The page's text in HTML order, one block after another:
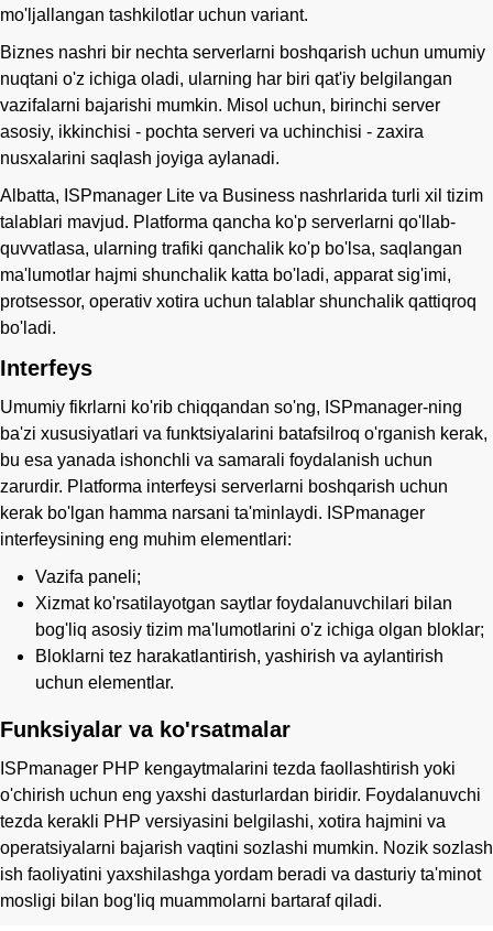
mo'ljallangan tashkilotlar uchun variant.
Biznes nashri bir nechta serverlarni boshqarish uchun umumiy
nuqtani o'z ichiga oladi, ularning har biri qat'iy belgilangan
vazifalarni bajarishi mumkin. Misol uchun, birinchi server
asosiy, ikkinchisi - pochta serveri va uchinchisi - zaxira
nusxalarini saqlash joyiga aylanadi.
Albatta, ISPmanager Lite va Business nashrlarida turli xil tizim
talablari mavjud. Platforma qancha ko'p serverlarni qo'llab-
quvvatlasa, ularning trafiki qanchalik ko'p bo'lsa, saqlangan
ma'lumotlar hajmi shunchalik katta bo'ladi, apparat sig'imi,
protsessor, operativ xotira uchun talablar shunchalik qattiqroq
bo'ladi.
Interfeys
Umumiy fikrlarni ko'rib chiqqandan so'ng, ISPmanager-ning
ba'zi xususiyatlari va funktsiyalarini batafsilroq o'rganish kerak,
bu esa yanada ishonchli va samarali foydalanish uchun
zarurdir. Platforma interfeysi serverlarni boshqarish uchun
kerak bo'lgan hamma narsani ta'minlaydi. ISPmanager
interfeysining eng muhim elementlari:
Vazifa paneli;
Xizmat ko'rsatilayotgan saytlar foydalanuvchilari bilan
bog'liq asosiy tizim ma'lumotlarini o'z ichiga olgan bloklar;
Bloklarni tez harakatlantirish, yashirish va aylantirish
uchun elementlar.
Funksiyalar va ko'rsatmalar
ISPmanager PHP kengaytmalarini tezda faollashtirish yoki
o'chirish uchun eng yaxshi dasturlardan biridir. Foydalanuvchi
tezda kerakli PHP versiyasini belgilashi, xotira hajmini va
operatsiyalarni bajarish vaqtini sozlashi mumkin. Nozik sozlash
ish faoliyatini yaxshilashga yordam beradi va dasturiy ta'minot
mosligi bilan bog'liq muammolarni bartaraf qiladi.